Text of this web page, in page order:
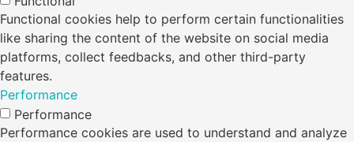
Functional cookies help to perform certain functionalities
like sharing the content of the website on social media
platforms, collect feedbacks, and other third-party
features.
Performance
Performance
Performance cookies are used to understand and analyze